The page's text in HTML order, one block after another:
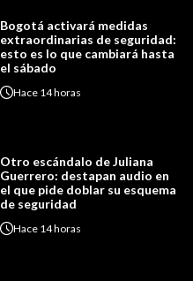
Bogotá activará medidas
extraordinarias de seguridad:
esto es lo que cambiará hasta
el sábado
Hace 14 horas
Otro escándalo de Juliana
Guerrero: destapan audio en
el que pide doblar su esquema
de seguridad
Hace 14 horas